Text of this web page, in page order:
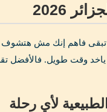
2026
تبقى فاهم إنك مش
ياخد وقت طويل. فالأفضل